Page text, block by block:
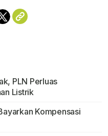
PLN Perluas
Listrik
Kompensasi